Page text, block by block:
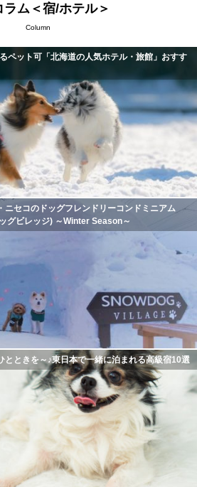
ラム＜宿/ホテル＞
Column
ペット可「北海道の人気ホテル・旅館」おすす
セコのドッグフレンドリーコンドミニアム
グビレッジ) ～Winter Season～
とときを～♪東日本で一緒に泊まれる高級宿10選